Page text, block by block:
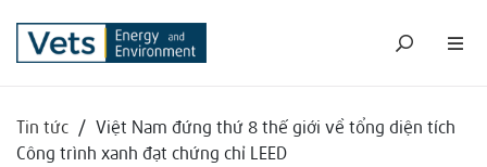
Tin tức / Việt Nam đứng thứ 8 thế giới về tổng diện tích
Công trình xanh đạt chứng chỉ LEED